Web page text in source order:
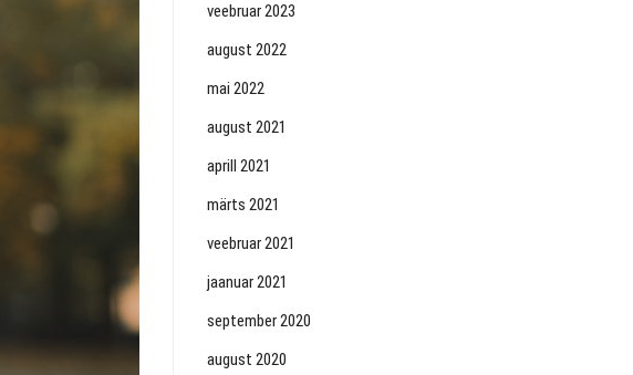
veebruar 2023
august 2022
mai 2022
august 2021
aprill 2021
märts 2021
veebruar 2021
jaanuar 2021
september 2020
august 2020